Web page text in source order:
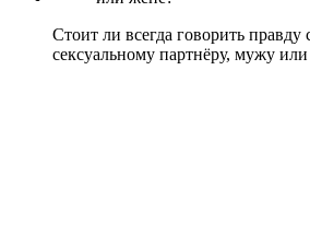
Стоит ли всегда говорить
сексуальному партнёру, мужу